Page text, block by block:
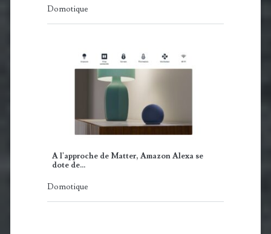
Domotique
A l'approche de Matter, Amazon Alexa se
dote de…
Domotique